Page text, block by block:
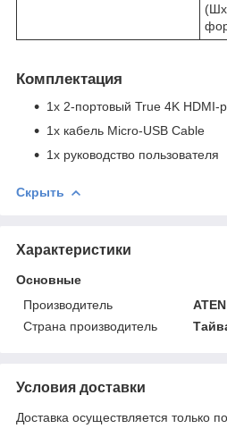
Комплектация
1x 2-портовый True 4K HDMI-
1x кабель Micro-USB Cable
1x руководство пользователя
Скрыть
Характеристики
Основные
Производитель
ATEN
Страна производитель
Условия доставки
Доставка осуществляется только